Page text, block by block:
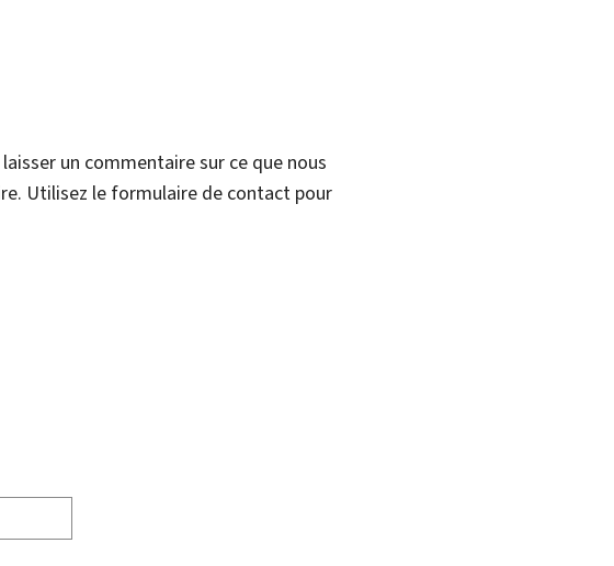
un commentaire sur ce que nous
Utilisez le formulaire de contact pour